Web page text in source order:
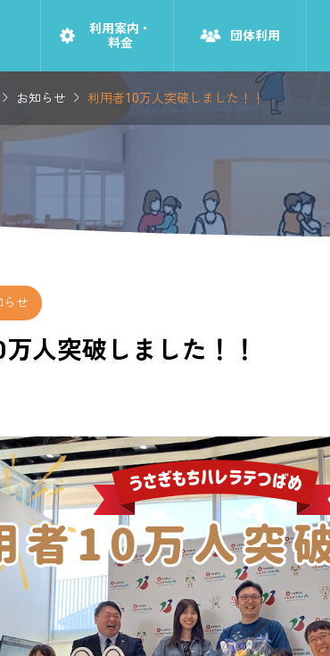
利用案内・
料金
団体利用
 お知らせ  利用者10万人突破しました！！
らせ
人突破しました！！